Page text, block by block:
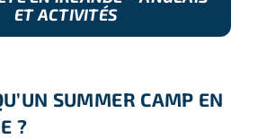
ET ACTIVITÉS
SUMMER CAMP EN
?